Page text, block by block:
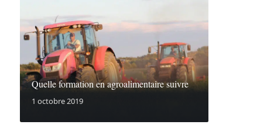
Quelle formation en agroalimentaire suivre
1 octobre 2019